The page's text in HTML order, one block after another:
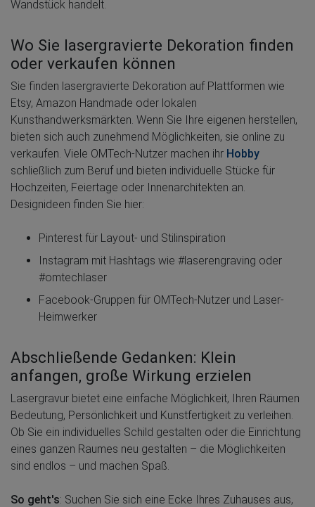
Wandstück handelt.
Wo Sie lasergravierte Dekoration finden
oder verkaufen können
Sie finden lasergravierte Dekoration auf Plattformen wie
Etsy, Amazon Handmade oder lokalen
Kunsthandwerksmärkten. Wenn Sie Ihre eigenen herstellen,
bieten sich auch zunehmend Möglichkeiten, sie online zu
verkaufen. Viele OMTech-Nutzer machen ihr Hobby
schließlich zum Beruf und bieten individuelle Stücke für
Hochzeiten, Feiertage oder Innenarchitekten an.
Designideen finden Sie hier:
Pinterest für Layout- und Stilinspiration
Instagram mit Hashtags wie #laserengraving oder
#omtechlaser
Facebook-Gruppen für OMTech-Nutzer und Laser-
Heimwerker
Abschließende Gedanken: Klein
anfangen, große Wirkung erzielen
Lasergravur bietet eine einfache Möglichkeit, Ihren Räumen
Bedeutung, Persönlichkeit und Kunstfertigkeit zu verleihen.
Ob Sie ein individuelles Schild gestalten oder die Einrichtung
eines ganzen Raumes neu gestalten – die Möglichkeiten
sind endlos – und machen Spaß.
So geht's: Suchen Sie sich eine Ecke Ihres Zuhauses aus,